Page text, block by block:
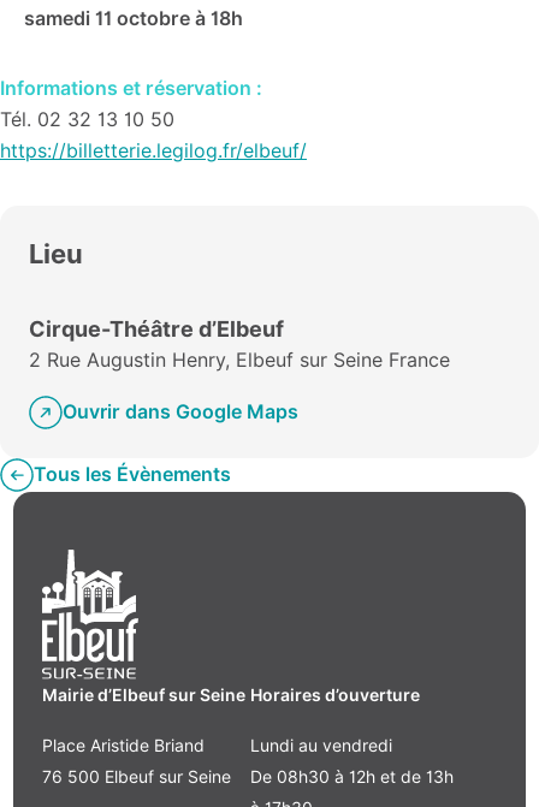
samedi 11 octobre à 18h
Informations et réservation :
Tél. 02 32 13 10 50
https://billetterie.legilog.fr/elbeuf/
Lieu
Cirque-Théâtre d’Elbeuf
2 Rue Augustin Henry, Elbeuf sur Seine France
Ouvrir dans Google Maps
Tous les Évènements
Mairie d’Elbeuf sur Seine
Place Aristide Briand
76 500 Elbeuf sur Seine
Horaires d’ouverture
Lundi au vendredi
De 08h30 à 12h et de 13h